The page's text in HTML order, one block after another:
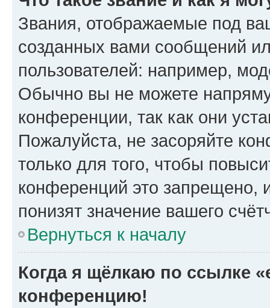
Звания, отображаемые под
созданных вами сообщений
пользователей: например,
Обычно вы не можете
конференции, так как они
Пожалуйста, не засоряйте
только для того, чтобы
конференций это запрещено,
понизят значение вашего
Вернуться к началу
Когда я щёлкаю по ссылке
конференцию!